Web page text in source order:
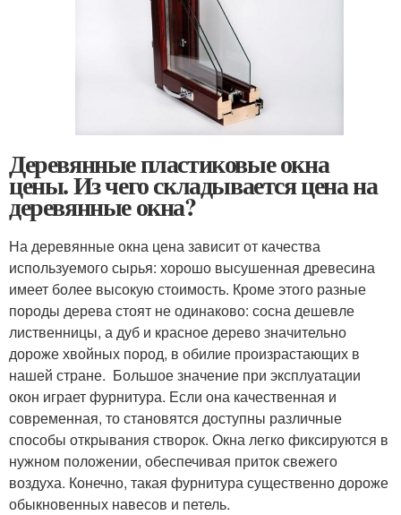
Деревянные пластиковые окна
цены. Из чего складывается цена на
деревянные окна?
На деревянные окна цена зависит от качества
используемого сырья: хорошо высушенная древесина
имеет более высокую стоимость. Кроме этого разные
породы дерева стоят не одинаково: сосна дешевле
лиственницы, а дуб и красное дерево значительно
дороже хвойных пород, в обилие произрастающих в
нашей стране. Большое значение при эксплуатации
окон играет фурнитура. Если она качественная и
современная, то становятся доступны различные
способы открывания створок. Окна легко фиксируются в
нужном положении, обеспечивая приток свежего
воздуха. Конечно, такая фурнитура существенно дороже
обыкновенных навесов и петель.